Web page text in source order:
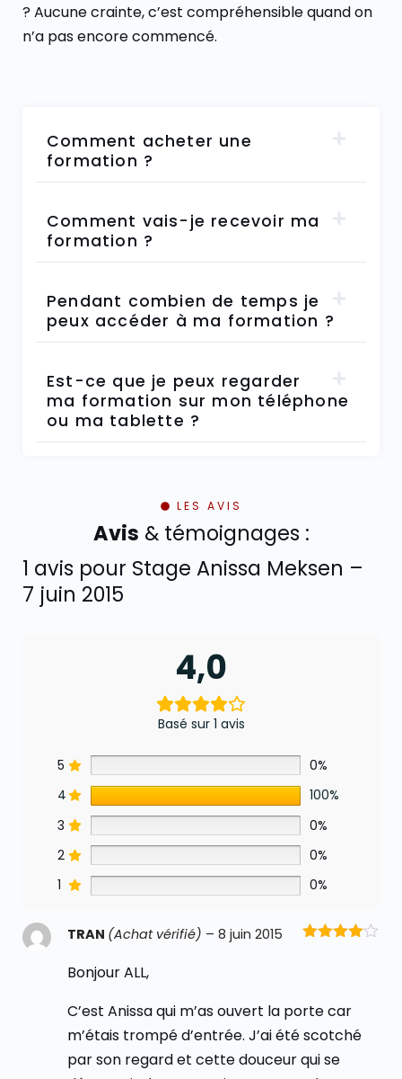
? Aucune crainte, c’est compréhensible quand on
n’a pas encore commencé.
Comment acheter une
formation ?
Comment vais-je recevoir ma
formation ?
Pendant combien de temps je
peux accéder à ma formation ?
Est-ce que je peux regarder
ma formation sur mon téléphone
ou ma tablette ?
LES AVIS
Avis & témoignages :
1 avis pour Stage Anissa Meksen –
7 juin 2015
4,0
Basé sur 1 avis
5
0%
4
100%
3
0%
2
0%
1
0%
TRAN (Achat vérifié) – 8 juin 2015
Bonjour ALL,
C’est Anissa qui m’as ouvert la porte car
m’étais trompé d’entrée. J’ai été scotché
par son regard et cette douceur qui se